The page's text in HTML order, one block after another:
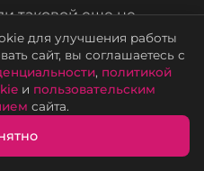
таковой еще не
файла в первый раз
режимы a+илиw+.
режим a+,
будут
для улучшения работы
сайт, вы соглашаетесь с
, политикой
и пользовательским
сайта.